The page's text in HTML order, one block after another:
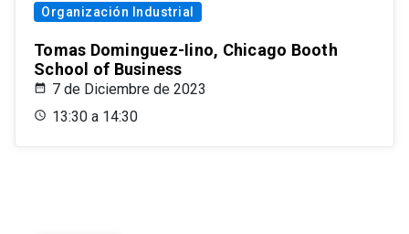
Organización Industrial
Tomas Dominguez-Iino, Chicago Booth
School of Business
7 de Diciembre de 2023
13:30 a 14:30